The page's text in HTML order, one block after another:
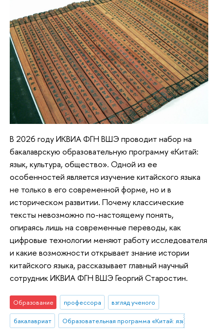
В 2026 году ИКВИА ФГН ВШЭ проводит набор на
бакалаврскую образовательную программу «Китай:
язык, культура, общество». Одной из ее
особенностей является изучение китайского языка
не только в его современной форме, но и в
историческом развитии. Почему классические
тексты невозможно по-настоящему понять,
опираясь лишь на современные переводы, как
цифровые технологии меняют работу исследователя
и какие возможности открывает знание истории
китайского языка, рассказывает главный научный
сотрудник ИКВИА ФГН ВШЭ Георгий Старостин.
Образование профессора взгляд ученого
бакалавриат Образовательная программа «Китай: язык,